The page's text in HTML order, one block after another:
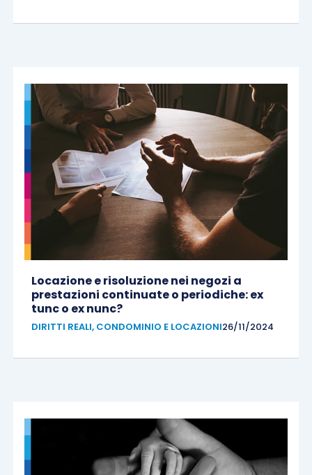
Locazione e risoluzione nei negozi a
prestazioni continuate o periodiche: ex
tunc o ex nunc?
DIRITTI REALI, CONDOMINIO E LOCAZIONI26/11/2024